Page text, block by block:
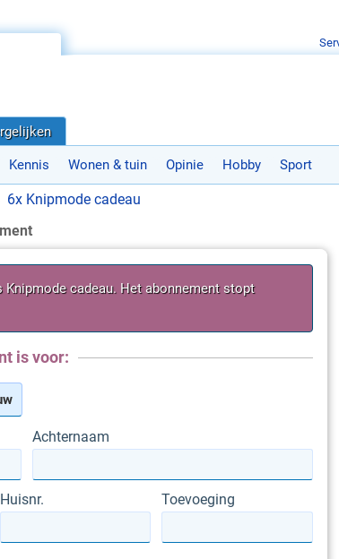
Kennis Wonen & tuin Opinie Hobby Sport
6x Knipmode cadeau
Knipmode cadeau. Het abonnement stopt
is voor:
Achternaam
Huisnr. Toevoeging